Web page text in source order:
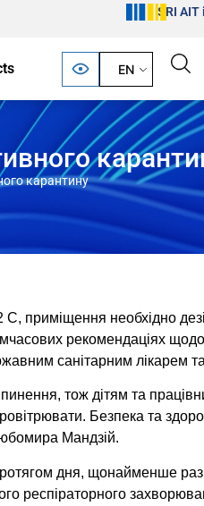
SRI
EN
карантину
приміщення необхідно
рекомендаціях щодо
санітарним лікарем
тож дітям та
Безпека та
Мандзій.
дня, щонайменше
респіраторного